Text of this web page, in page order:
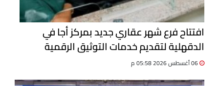
افتتاح فرع شهر عقاري جديد بمركز أجا في
الدقهلية لتقديم خدمات التوثيق الرقمية